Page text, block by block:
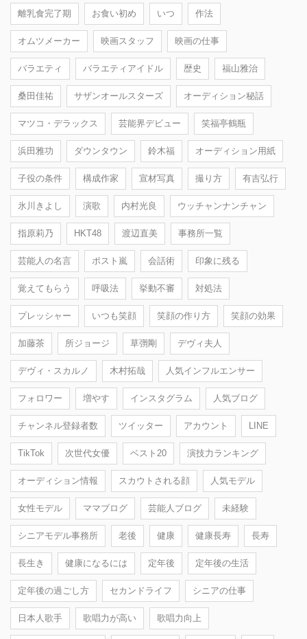
離乳食完了期 お食い初め いつ 作法
オムツメーカー 映画スタッフ 映画の仕事
バラエティ バラエティアイドル 歴史 福山雅治
桑田佳祐 サザンオールスターズ オーディション秘話
マツコ・デラックス 芸能界デビュー 笑福亭鶴瓶
浜田雅功 ダウンタウン 鈴木福 オーディション用紙
子役の条件 構成作家 宣材写真 撮り方 有吉弘行
氷川きよし 演歌 内村光良 ウッチャンナンチャン
指原莉乃 HKT48 渡辺直美 事務所一覧
芸能人の名言 ポスト嵐 会話術 印象に残る
覚えてもらう 呼吸法 挙動不審 対処法
プレッシャー いつも笑顔 笑顔の作り方 笑顔の効果
加藤茶 所ジョージ 草彅剛 デヴィ夫人
デヴィ・スカルノ 木村拓哉 人気インフルエンサー
フォロワー 増やす インスタグラム 人気ブログ
チャンネル登録者数 ツイッター アカウント LINE
TikTok 次世代女優 ベスト20 演技力ランキング
オーディション情報 スカウトされる顔 人気モデル
女性モデル ママブログ 芸能人ブログ 未経験
シニアモデル事務所 老後 健康 健康長寿 長寿
長生き 健康になるには 定年後 定年後の生活
定年後の過ごし方 セカンドライフ シニアの仕事
日本人歌手 歌唱力が高い 歌唱力向上